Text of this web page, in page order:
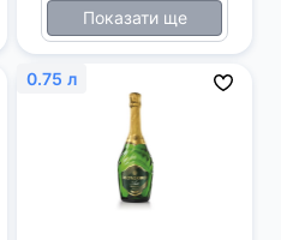
Показати ще
0.75 л